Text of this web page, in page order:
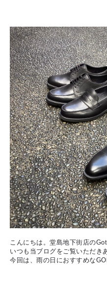
こんにちは。堂島地下街店の
いつも当ブログをご覧いただき
今回は、雨の日におすすめな